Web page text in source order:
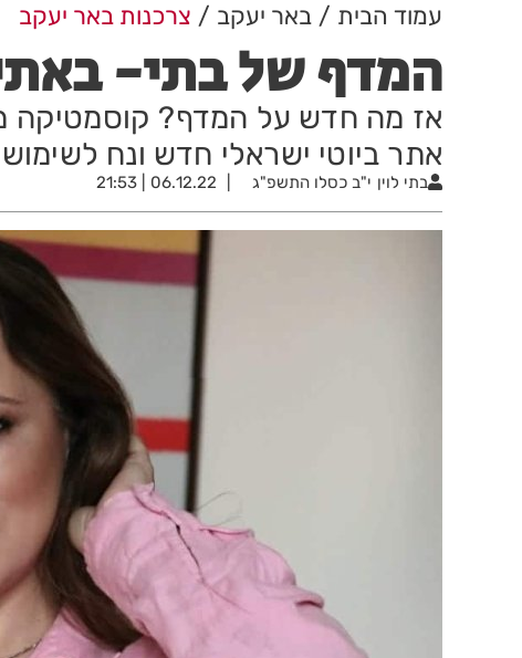
עמוד הבית באר יעקב צרכנות באר יעקב
המדף של בתי-
אז מה חדש על המדף? קוסמטיקה
אתר ביוטי ישראלי חדש ונח לשימוש
בתי לוין י"ב כסלו התשפ"ג 06.12.22 | 21:53